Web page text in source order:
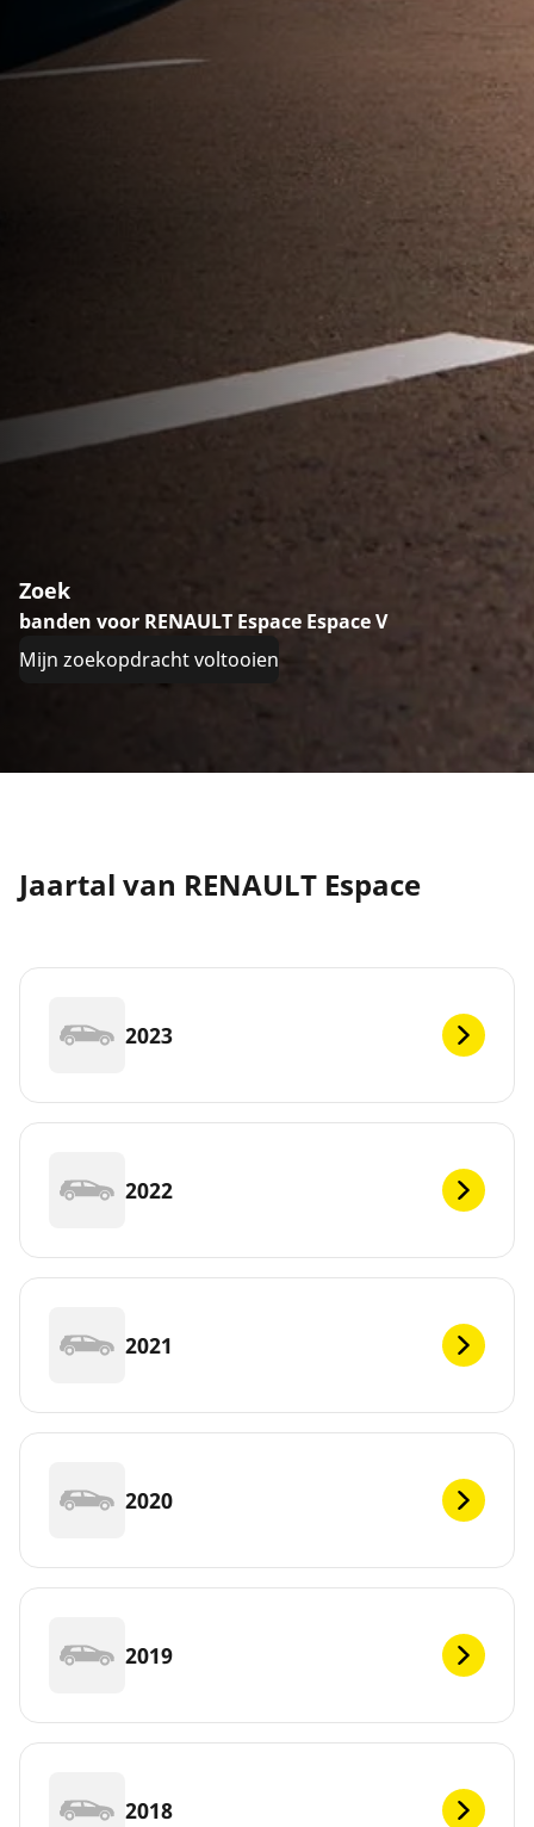
Zoek
banden voor RENAULT Espace Espace V
Mijn zoekopdracht voltooien
Jaartal van RENAULT Espace
2023
2022
2021
2020
2019
2018